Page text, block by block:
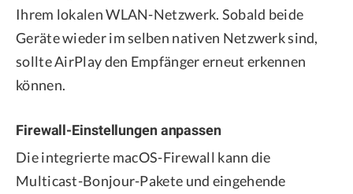
Ihrem lokalen WLAN-Netzwerk. Sobald beide
Geräte wieder im selben nativen Netzwerk sind,
sollte AirPlay den Empfänger erneut erkennen
können.
Firewall-Einstellungen anpassen
Die integrierte macOS-Firewall kann die
Multicast-Bonjour-Pakete und eingehende